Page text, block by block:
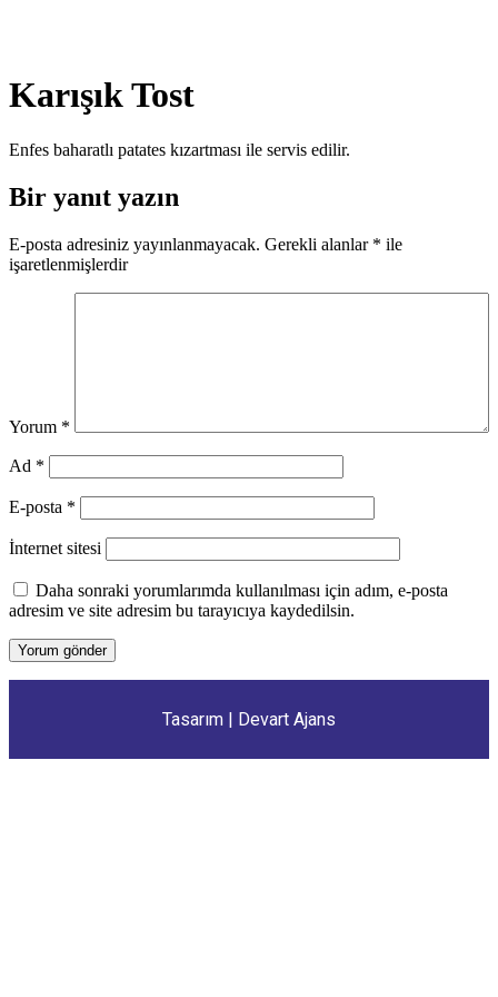
Karışık Tost
Enfes baharatlı patates kızartması ile servis edilir.
Bir yanıt yazın
E-posta adresiniz yayınlanmayacak. Gerekli alanlar * ile
işaretlenmişlerdir
Yorum *
Ad *
E-posta *
İnternet sitesi
Daha sonraki yorumlarımda kullanılması için adım, e-posta
adresim ve site adresim bu tarayıcıya kaydedilsin.
Tasarım | Devart Ajans